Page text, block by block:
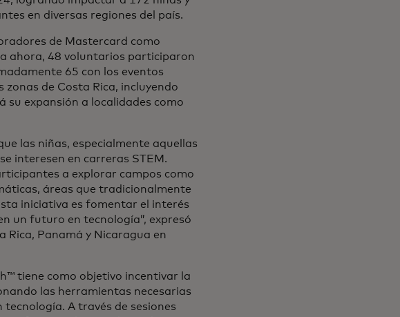
en diversas regiones del país.
de Mastercard como
ahora, 48 voluntarios participaron
65 con los eventos
de Costa Rica, incluyendo
su expansión a localidades como
las niñas, especialmente aquellas
interesen en carreras STEM.
a explorar campos como
áreas que tradicionalmente
iniciativa es fomentar el interés
un futuro en tecnología”, expresó
Rica, Panamá y Nicaragua en
tiene como objetivo incentivar la
las herramientas necesarias
A través de sesiones